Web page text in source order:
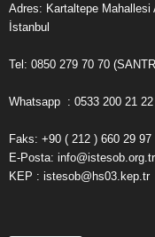
Adres: Kartaltepe
İstanbul
Tel: 0850 279 70 70
Whatsapp : 0533 200 21 22
Faks: +90 ( 212 ) 660 29 97
E-Posta: info@istesob.org.tr
KEP : istesob@hs03.kep.tr